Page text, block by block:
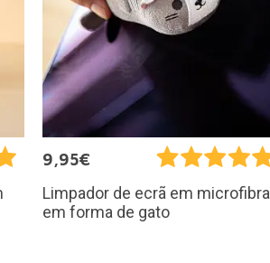
9,95€
Limpador de ecrã em microfibra
em forma de gato